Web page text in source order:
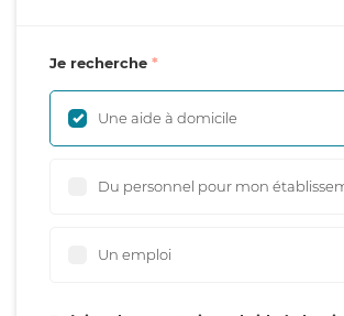
Je recherche
Une aide à domicile
Du personnel pour mon
Un emploi